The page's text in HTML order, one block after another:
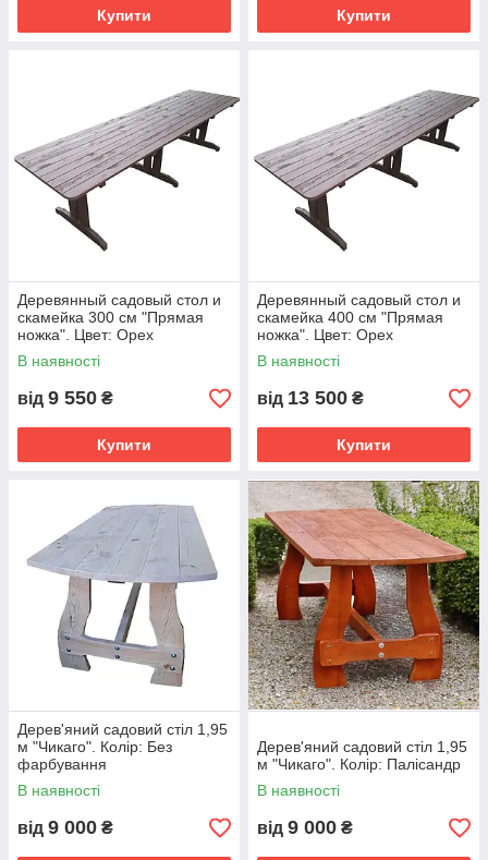
Купити Купити
Деревянный садовый стол и
скамейка 300 см "Прямая
ножка". Цвет: Орех
В наявності
від 9 550 ₴
Купити
Деревянный садовый стол и
скамейка 400 см "Прямая
ножка". Цвет: Орех
В наявності
від 13 500 ₴
Купити
Дерев'яний садовий стіл 1,95
м "Чикаго". Колір: Без
фарбування
В наявності
від 9 000 ₴
Дерев'яний садовий стіл 1,95
м "Чикаго". Колір: Палісандр
В наявності
від 9 000 ₴